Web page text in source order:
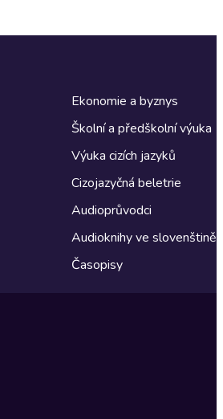
Ekonomie a byznys
Školní a předškolní výuka
Výuka cizích jazyků
Cizojazyčná beletrie
Audioprůvodci
Audioknihy ve slovenštině
Časopisy